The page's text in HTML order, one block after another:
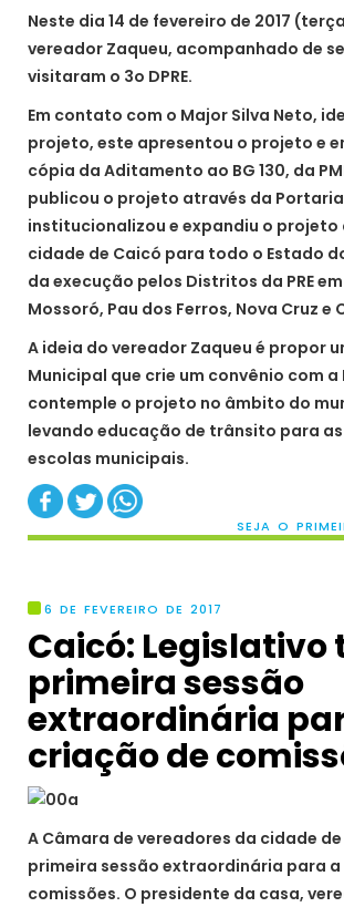
Neste dia 14 de fevereiro de 2017
vereador Zaqueu, acompanhado de
visitaram o 3o DPRE.
Em contato com o Major Silva Neto,
projeto, este apresentou o projeto e
cópia da Aditamento ao BG 130, da
publicou o projeto através da Portaria
institucionalizou e expandiu o projeto
cidade de Caicó para todo o Estado
da execução pelos Distritos da PRE
Mossoró, Pau dos Ferros, Nova Cruz e
A ideia do vereador Zaqueu é propor
Municipal que crie um convênio com a
contemple o projeto no âmbito do
levando educação de trânsito para
escolas municipais.
SEJA O
6 DE FEVEREIRO DE 2017
Caicó: Legislativo
primeira sessão
extraordinária
criação de
A Câmara de vereadores da cidade
primeira sessão extraordinária para
comissões. O presidente da casa,